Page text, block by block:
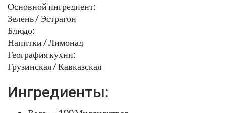
Основной ингредиент:
Зелень / Эстрагон
Блюдо:
Напитки / Лимонад
География кухни:
Грузинская / Кавказская
Ингредиенты: